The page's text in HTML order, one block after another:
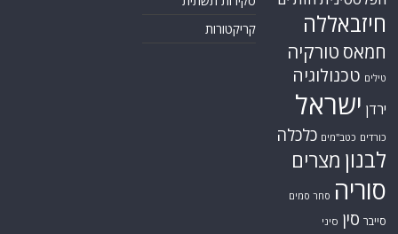
חיזבאללה
חמאס טורקיה
טילים טכנולוגיה
ירדן ישראל
כורדים כטב"מים כלכלה
לבנון מצרים
סוריה סחר סמים
סייבר סין סיני
קריקטורות